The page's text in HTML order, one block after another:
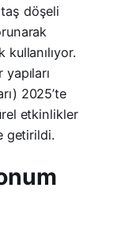
döşeli
2025’te
etkinlikler
getirildi.